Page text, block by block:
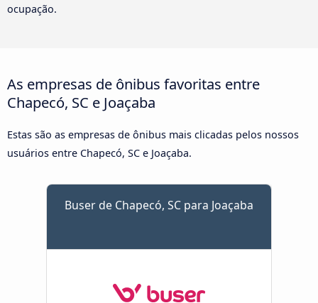
ocupação.
As empresas de ônibus favoritas entre
Chapecó, SC e Joaçaba
Estas são as empresas de ônibus mais clicadas pelos nossos
usuários entre Chapecó, SC e Joaçaba.
Buser de Chapecó, SC para Joaçaba